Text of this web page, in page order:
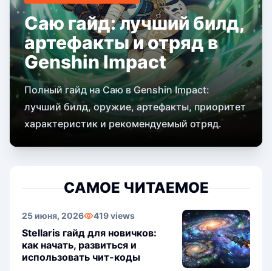
Саю гайд: лучший билд,
артефакты и отряд в
Genshin Impact
Полный гайд на Саю в Genshin Impact:
лучший билд, оружие, артефакты, приоритет
характеристик и рекомендуемый отряд.
САМОЕ ЧИТАЕМОЕ
25 июня, 2026 419 views
Stellaris гайд для новичков:
как начать, развиться и
использовать чит-коды